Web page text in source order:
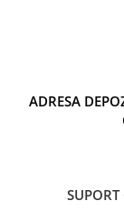
ADRESA